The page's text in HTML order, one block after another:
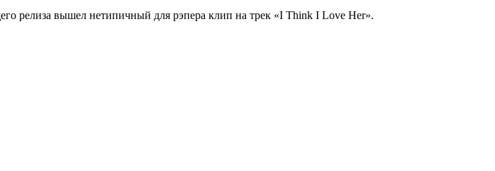
релиза вышел нетипичный для рэпера клип на трек «I Think I Love Her».